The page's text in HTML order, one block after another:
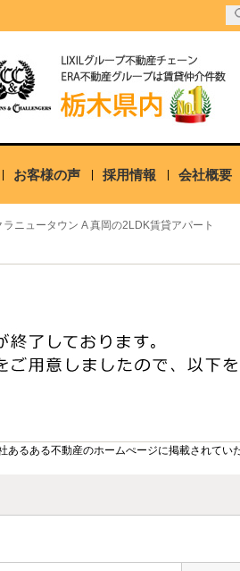
お客様の声 採用情報 会社概要
ニュータウン A 真岡の2LDK賃貸アパート
るある不動産のホームぺージに掲載されてい